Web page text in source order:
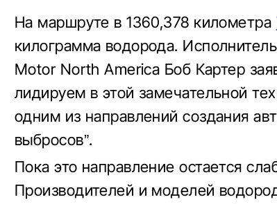
На маршруте в 1360,378 километра
килограмма водорода.
Motor North America Боб Картер
лидируем в этой замечательной
одним из направлений создания
выбросов”.
Пока это направление остается
Производителей и моделей